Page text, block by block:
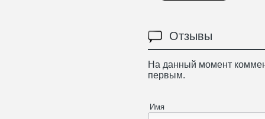
Отзывы
На данный момент
первым.
Имя